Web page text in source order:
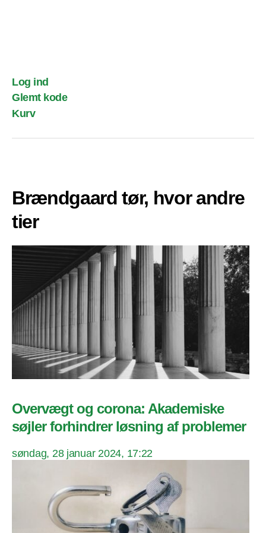
Log ind
Glemt kode
Kurv
Brændgaard tør, hvor andre
tier
Overvægt og corona: Akademiske
søjler forhindrer løsning af problemer
søndag, 28 januar 2024, 17:22